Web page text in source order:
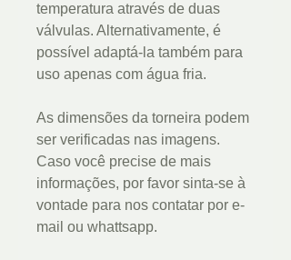
temperatura através de duas
válvulas. Alternativamente, é
possível adaptá-la também para
uso apenas com água fria.
As dimensões da torneira podem
ser verificadas nas imagens.
Caso você precise de mais
informações, por favor sinta-se à
vontade para nos contatar por e-
mail ou whattsapp.